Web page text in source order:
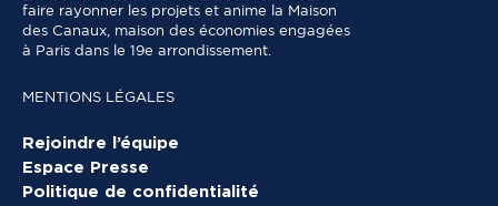
faire rayonner les projets et anime la Maison
des Canaux, maison des économies engagées
à Paris dans le 19e arrondissement.
MENTIONS LÉGALES
Rejoindre l’équipe
Espace Presse
Politique de confidentialité